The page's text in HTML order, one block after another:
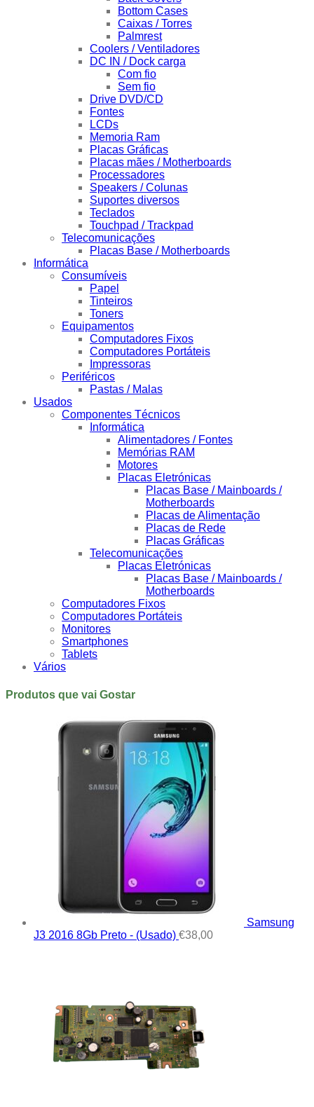
Bottom Cases
Caixas / Torres
Palmrest
Coolers / Ventiladores
DC IN / Dock carga
Com fio
Sem fio
Drive DVD/CD
Fontes
LCDs
Memoria Ram
Placas Gráficas
Placas mães / Motherboards
Processadores
Speakers / Colunas
Suportes diversos
Teclados
Touchpad / Trackpad
Telecomunicações
Placas Base / Motherboards
Informática
Consumíveis
Papel
Tinteiros
Toners
Equipamentos
Computadores Fixos
Computadores Portáteis
Impressoras
Periféricos
Pastas / Malas
Usados
Componentes Técnicos
Informática
Alimentadores / Fontes
Memórias RAM
Motores
Placas Eletrónicas
Placas Base / Mainboards /
Motherboards
Placas de Alimentação
Placas de Rede
Placas Gráficas
Telecomunicações
Placas Eletrónicas
Placas Base / Mainboards /
Motherboards
Computadores Fixos
Computadores Portáteis
Monitores
Smartphones
Tablets
Vários
Produtos que vai Gostar
Samsung
J3 2016 8Gb Preto - (Usado) €38,00